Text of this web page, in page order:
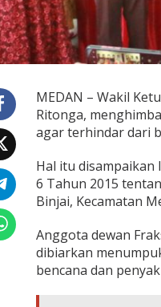
a
n
i
t
o
n
a
i
m
a
u
a
MEDAN – Wakil
Ritonga,
agar terhindar dari
Hal itu disampaikan
6 Tahun 2015
Binjai, Kecamatan
Anggota dewan
dibiarkan
bencana dan